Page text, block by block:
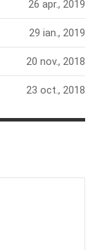
26 apr., 2019
29 ian., 2019
20 nov., 2018
23 oct., 2018